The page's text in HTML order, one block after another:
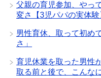
父親の育児参加、やっ
変さ【3児パパの実体験
男性育休、取って初め
さ」
育児休業を取った男
取る前と後で、こんな